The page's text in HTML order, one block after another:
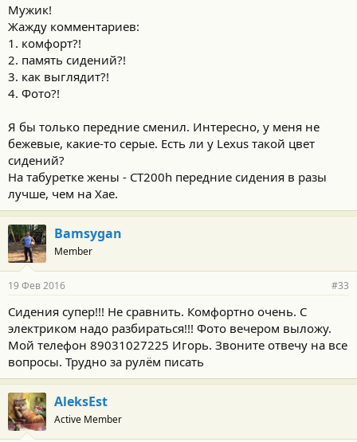
Мужик!
Жажду комментариев:
1. комфорт?!
2. память сидений?!
3. как выглядит?!
4. Фото?!
Я бы только передние сменил. Интересно, у меня не
бежевые, какие-то серые. Есть ли у Lexus такой цвет
сидений?
На табуретке жены - CT200h передние сидения в разы
лучше, чем на Хае.
Bamsygan
Member
19 Фев 2016 #33
Сидения супер!!! Не сравнить. Комфортно очень. С
электриком надо разбираться!!! Фото вечером выложу.
Мой телефон 89031027225 Игорь. Звоните отвечу на все
вопросы. Трудно за рулём писать
AleksEst
Active Member